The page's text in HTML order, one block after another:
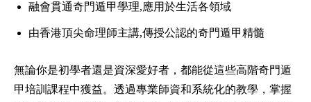
融會貫通奇門遁甲學理,應用於生活各領域
由香港頂尖命理師主講,傳授公認的奇門遁甲精髓
無論你是初學者還是資深愛好者，都能從這些高階奇門遁
甲培訓課程中獲益。透過專業師資和系統化的教學，掌握